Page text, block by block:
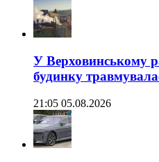
У Верховинському
будинку
21:05 05.08.2026